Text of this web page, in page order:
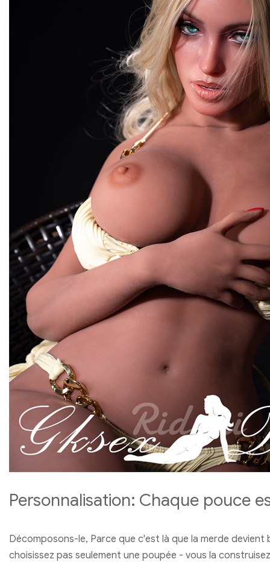
fantasmes les plus fous comme un liège de champagne.
Personnalisation: Chaque pouce
Décomposons-le, Parce que c'est là que la merde devient
choisissez pas seulement une poupée - vous la